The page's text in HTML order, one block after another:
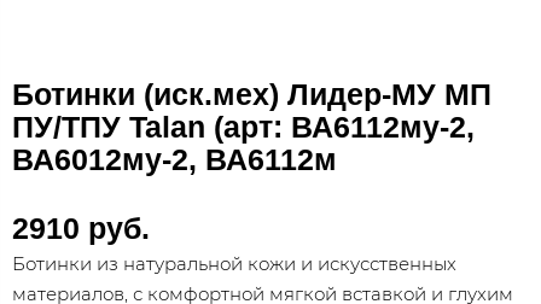
Ботинки (иск.мех) Лидер-МУ МП
ПУ/ТПУ Talan (арт: ВА6112му-2,
ВА6012му-2, ВА6112м
2910 руб.
Ботинки из натуральной кожи и искусственных
материалов, с комфортной мягкой вставкой и глухим